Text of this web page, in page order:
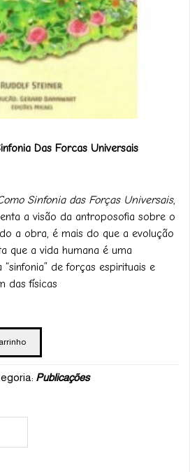
Das Forcas Universais
Sinfonia das Forças Universais,
a visão da antroposofia sobre o
a obra, é mais do que a evolução
que a vida humana é uma
de forças espirituais e
das físicas
Publicações